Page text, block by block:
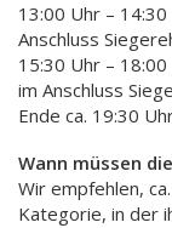
13:00 Uhr –
Anschluss
15:30 Uhr –
im Anschluss
Ende ca. 19:30
Wann müssen
Wir empfehlen,
Kategorie, in der